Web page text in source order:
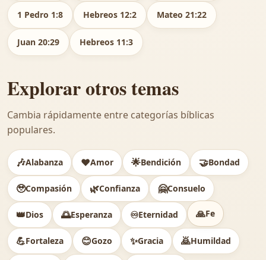
1 Pedro 1:8 Hebreos 12:2 Mateo 21:22
Juan 20:29 Hebreos 11:3
Explorar otros temas
Cambia rápidamente entre categorías bíblicas
populares.
🎶Alabanza ❤️Amor 🌟Bendición 🤝Bondad
🥹Compasión 🌿Confianza 🤗Consuelo
👑Dios 🌅Esperanza ♾️Eternidad 🙏Fe
💪Fortaleza 😊Gozo ✨Gracia 🙇Humildad